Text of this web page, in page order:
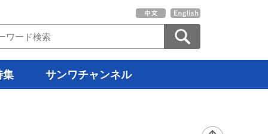
集 サンワチャンネル